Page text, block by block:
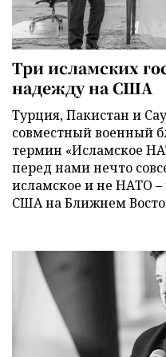
Три исламских
надежду на США
Турция, Пакистан и
совместный военный
термин «Исламское
перед нами нечто
исламское и не НАТО
США на Ближнем